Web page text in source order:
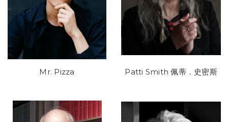
Mr. Pizza Patti Smith 佩蒂．史密斯